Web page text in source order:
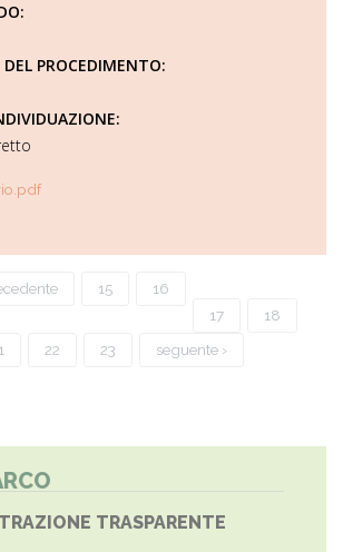
DEL PROCEDIMENTO:
15
16
17
18
22 23
seguente ›
TRASPARENTE